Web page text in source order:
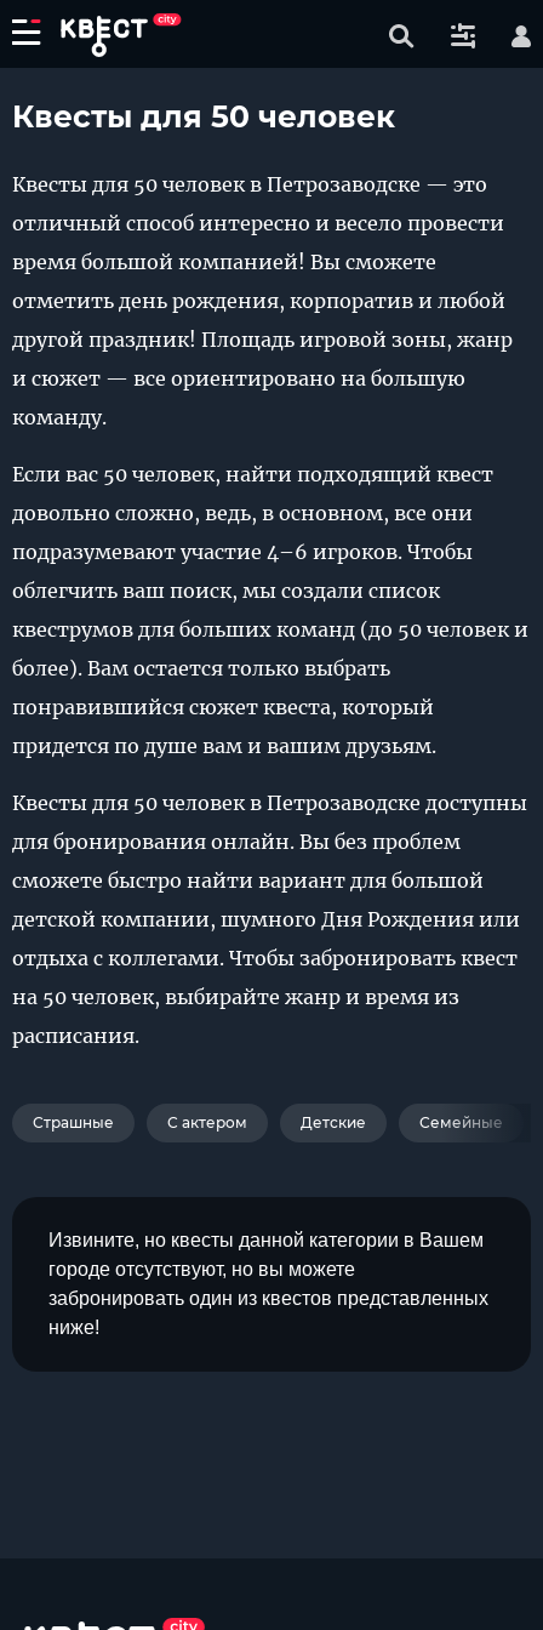
Квесты для 50 человек
Квесты для 50 человек в Петрозаводске — это
отличный способ интересно и весело провести
время большой компанией! Вы сможете
отметить день рождения, корпоратив и любой
другой праздник! Площадь игровой зоны, жанр
и сюжет — все ориентировано на большую
команду.
Если вас 50 человек, найти подходящий квест
довольно сложно, ведь, в основном, все они
подразумевают участие 4–6 игроков. Чтобы
облегчить ваш поиск, мы создали список
квеструмов для больших команд (до 50 человек и
более). Вам остается только выбрать
понравившийся сюжет квеста, который
придется по душе вам и вашим друзьям.
Квесты для 50 человек в Петрозаводске доступны
для бронирования онлайн. Вы без проблем
сможете быстро найти вариант для большой
детской компании, шумного Дня Рождения или
отдыха с коллегами. Чтобы забронировать квест
на 50 человек, выбирайте жанр и время из
расписания.
Страшные С актером Детские Семейные
Извините, но квесты данной категории в Вашем
городе отсутствуют, но вы можете
забронировать один из квестов представленных
ниже!